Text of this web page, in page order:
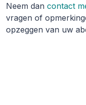
Neem dan contact
vragen of
opzeggen van uw